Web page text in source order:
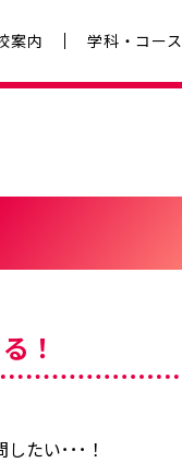
案内 学科・コース
！
たい･･･！